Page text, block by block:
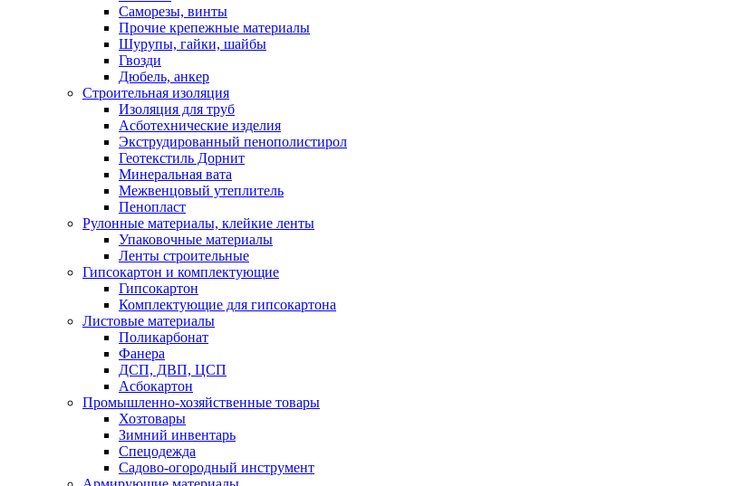
Саморезы, винты
Прочие крепежные материалы
Шурупы, гайки, шайбы
Гвозди
Дюбель, анкер
Строительная изоляция
Изоляция для труб
Асботехнические изделия
Экструдированный пенополистирол
Геотекстиль Дорнит
Минеральная вата
Межвенцовый утеплитель
Пенопласт
Рулонные материалы, клейкие ленты
Упаковочные материалы
Ленты строительные
Гипсокартон и комплектующие
Гипсокартон
Комплектующие для гипсокартона
Листовые материалы
Поликарбонат
Фанера
ДСП, ДВП, ЦСП
Асбокартон
Промышленно-хозяйственные товары
Хозтовары
Зимний инвентарь
Спецодежда
Садово-огородный инструмент